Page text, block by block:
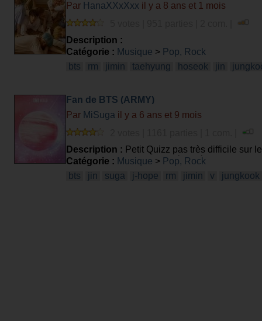
Par HanaXXxXxx il y a 8 ans et 1 mois
Description :
Catégorie : Musique > Pop, Rock
bts
rm jimin taehyung hoseok jin
Fan de BTS (ARMY)
Par MiSuga il y a 6 ans et 9 mois
Description : Petit Quizz pas très difficile sur
verrez pourquoi). Pas de pénalité sauf pour la
devrait être de 100pts. Ps: S'il y a des
Catégorie : Musique > Pop, Rock
bts
jin suga j-hope rm jimin v jungkook